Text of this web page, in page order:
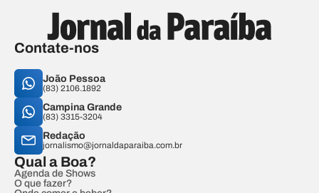
Contate-nos
João Pessoa
(83) 2106.1892
Campina Grande
(83) 3315-3204
Redação
jornalismo@jornaldaparaiba.com.br
Qual a Boa?
Agenda de Shows
O que fazer?